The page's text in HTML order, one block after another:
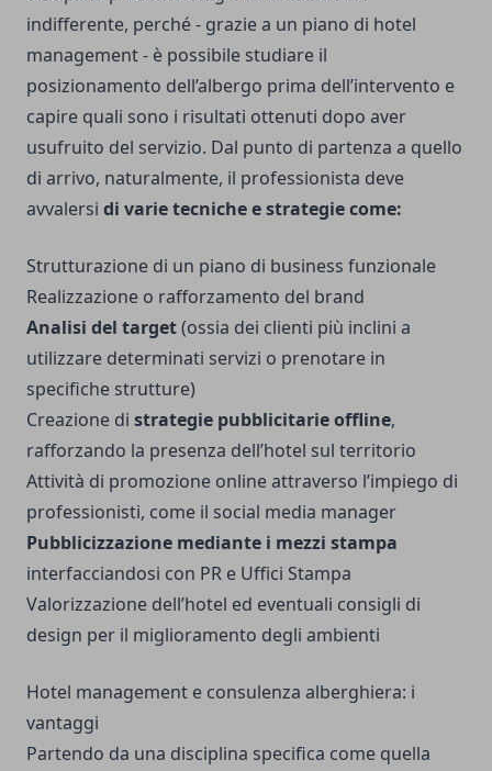
indifferente, perché - grazie a un piano di hotel
management - è possibile studiare il
posizionamento dell’albergo prima dell’intervento e
capire quali sono i risultati ottenuti dopo aver
usufruito del servizio. Dal punto di partenza a quello
di arrivo, naturalmente, il professionista deve
avvalersi di varie tecniche e strategie come:
Strutturazione di un piano di business funzionale
Realizzazione o rafforzamento del brand
Analisi del target(ossia dei clienti più inclini a
utilizzare determinati servizi o prenotare in
specifiche strutture)
Creazione di strategie pubblicitarie offline,
rafforzando la presenza dell’hotel sul territorio
Attività di promozione online attraverso l’impiego di
professionisti, come il social media manager
Pubblicizzazione mediante i mezzi stampa
interfacciandosi con PR e Uffici Stampa
Valorizzazione dell’hotel ed eventuali consigli di
design per il miglioramento degli ambienti
Hotel management e consulenza alberghiera: i
vantaggi
Partendo da una disciplina specifica come quella